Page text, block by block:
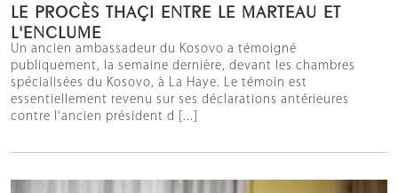
LE PROCÈS THAÇI ENTRE LE MARTEAU ET
L'ENCLUME
Un ancien ambassadeur du Kosovo a témoigné
publiquement, la semaine dernière, devant les chambres
spécialisées du Kosovo, à La Haye. Le témoin est
essentiellement revenu sur ses déclarations antérieures
contre l'ancien président d [...]